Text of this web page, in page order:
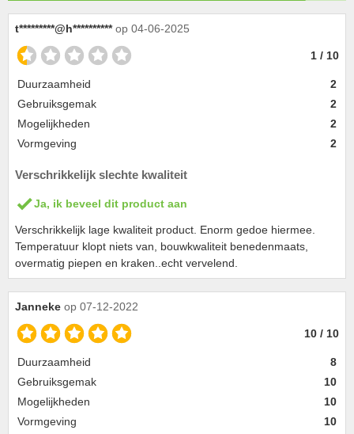
t*********@h********** op 04-06-2025
1 / 10
Duurzaamheid
2
Gebruiksgemak
2
Mogelijkheden
2
Vormgeving
2
Verschrikkelijk slechte kwaliteit
Ja, ik beveel dit product aan
Verschrikkelijk lage kwaliteit product. Enorm gedoe hiermee.
Temperatuur klopt niets van, bouwkwaliteit benedenmaats,
overmatig piepen en kraken..echt vervelend.
Janneke op 07-12-2022
10 / 10
Duurzaamheid
8
Gebruiksgemak
10
Mogelijkheden
10
Vormgeving
10